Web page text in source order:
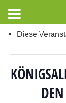
Diese